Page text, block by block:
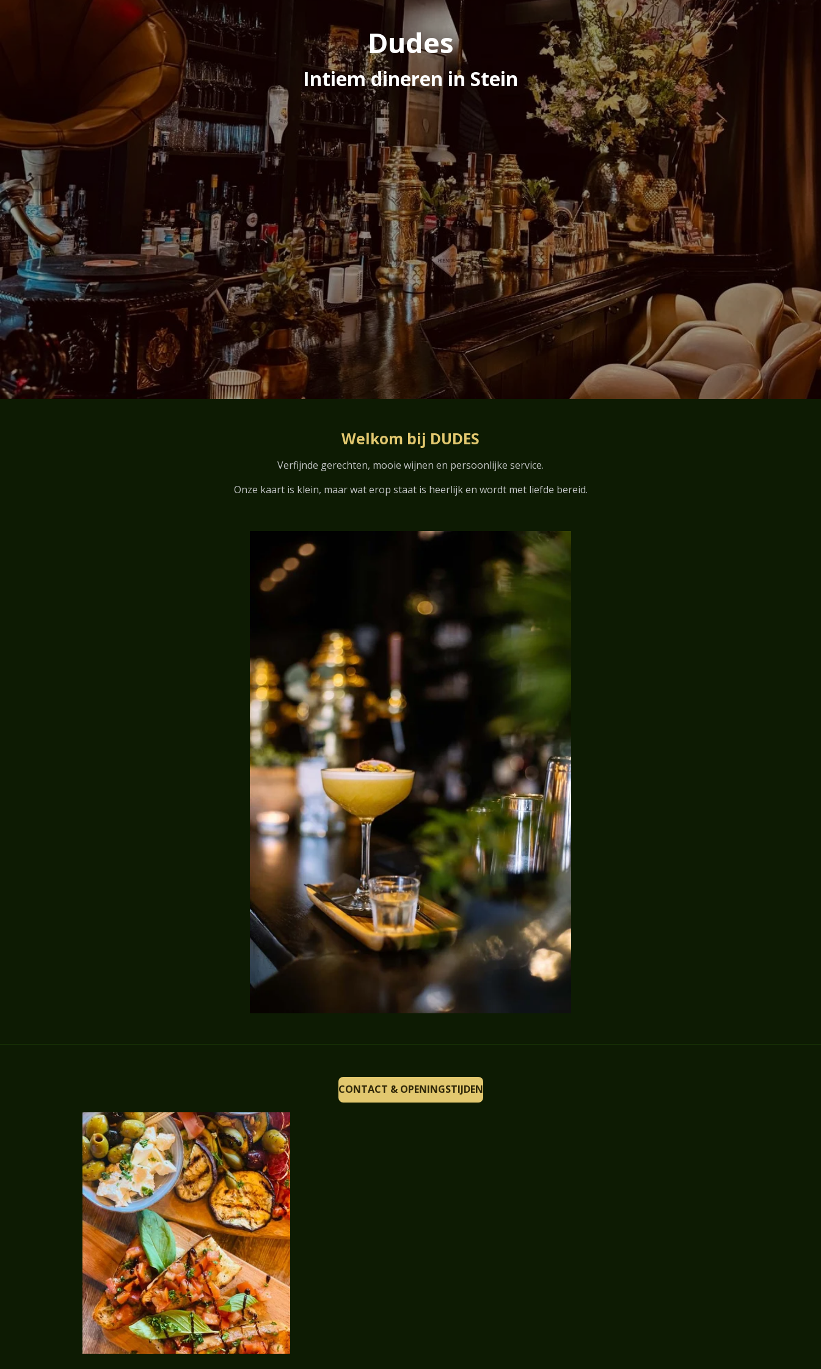
Dudes
Intiem dineren in Stein
Welkom bij DUDES
Verfijnde gerechten, mooie wijnen en persoonlijke service.
Onze kaart is klein, maar wat erop staat is heerlijk en wordt met liefde bereid.
CONTACT & OPENINGSTIJDEN